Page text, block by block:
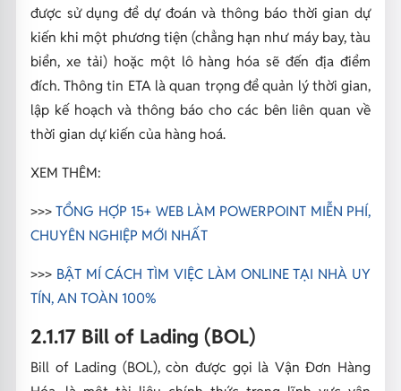
được sử dụng để dự đoán và thông báo thời gian dự
kiến khi một phương tiện (chẳng hạn như máy bay, tàu
biển, xe tải) hoặc một lô hàng hóa sẽ đến địa điểm
đích. Thông tin ETA là quan trọng để quản lý thời gian,
lập kế hoạch và thông báo cho các bên liên quan về
thời gian dự kiến của hàng hoá.
XEM THÊM:
>>>TỔNG HỢP 15+ WEB LÀM POWERPOINT MIỄN PHÍ,
CHUYÊN NGHIỆP MỚI NHẤT
>>> BẬT MÍ CÁCH TÌM VIỆC LÀM ONLINE TẠI NHÀ UY
TÍN, AN TOÀN 100%
2.1.17 Bill of Lading (BOL)
Bill of Lading (BOL), còn được gọi là Vận Đơn Hàng